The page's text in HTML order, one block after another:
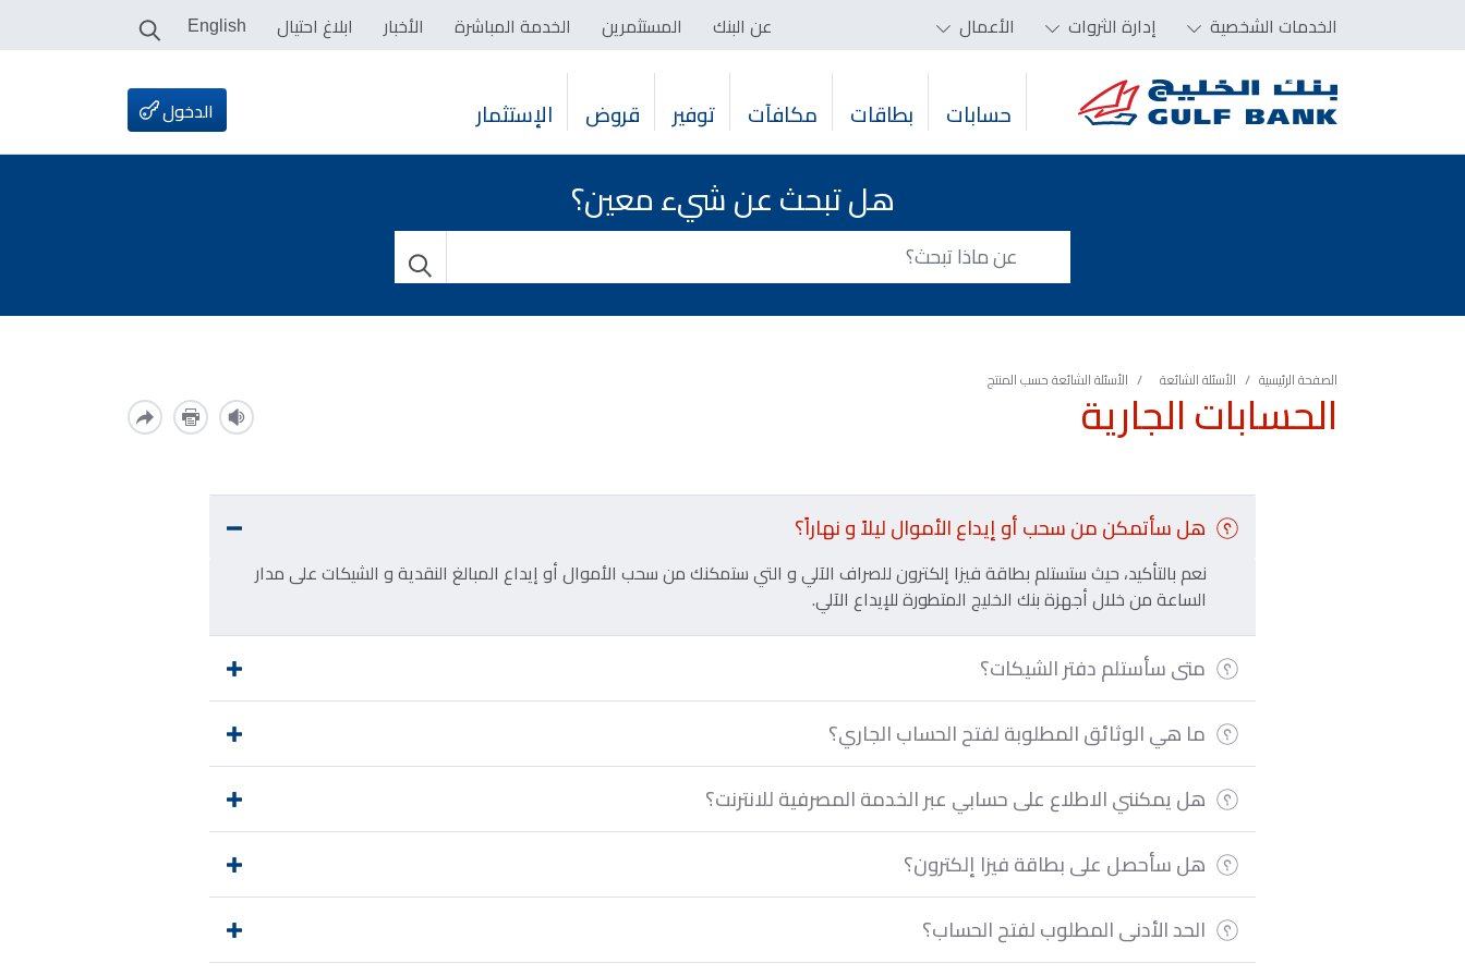
الخدمات الشخصية إدارة الثروات الأعمال عن البنك المستثمرين الخدمة المباشرة الأخبار ابلاغ احتيال English
حسابات بطاقات مكافآت توفير قروض الإستثمار الدخول
هل تبحث عن شيء معين؟
الصفحة الرئيسية الأسئلة الشائعة الأسئلة الشائعة حسب المنتجالحسابات الجارية
هل سأتمكن من سحب أو إيداع الأموال ليلاً و نهاراً؟
نعم بالتأكيد، حيث ستستلم بطاقة فيزا إلكترون للصراف الآلي و التي ستمكنك من سحب الأموال أو إيداع المبالغ النقدية و الشيكات على مدار
الساعة من خلال أجهزة بنك الخليج المتطورة للإيداع الآلي.
متى سأستلم دفتر الشيكات؟
ما هي الوثائق المطلوبة لفتح الحساب الجاري؟
هل يمكنني الاطلاع على حسابي عبر الخدمة المصرفية للانترنت؟
هل سأحصل على بطاقة فيزا إلكترون؟
الحد الأدنى المطلوب لفتح الحساب؟